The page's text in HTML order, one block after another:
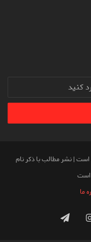
| نشر مطالب با ذکر نام
است
ما
اینستاگرامتلگرام